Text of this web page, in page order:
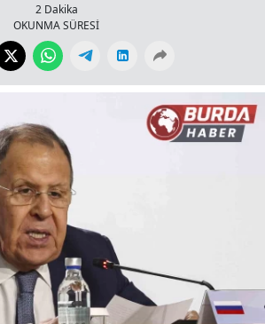
2 Dakika
OKUNMA SÜRESİ